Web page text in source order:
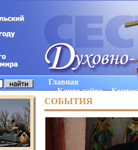
Главная
Карта сайта
СОБЫТИЯ